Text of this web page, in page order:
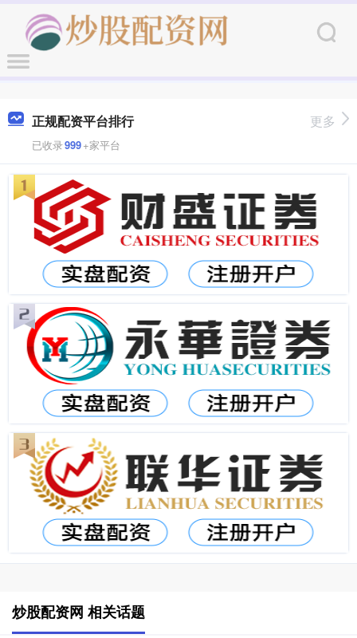
正规配资平台排行
已收录999+家平台
更多
炒股配资网 相关话题